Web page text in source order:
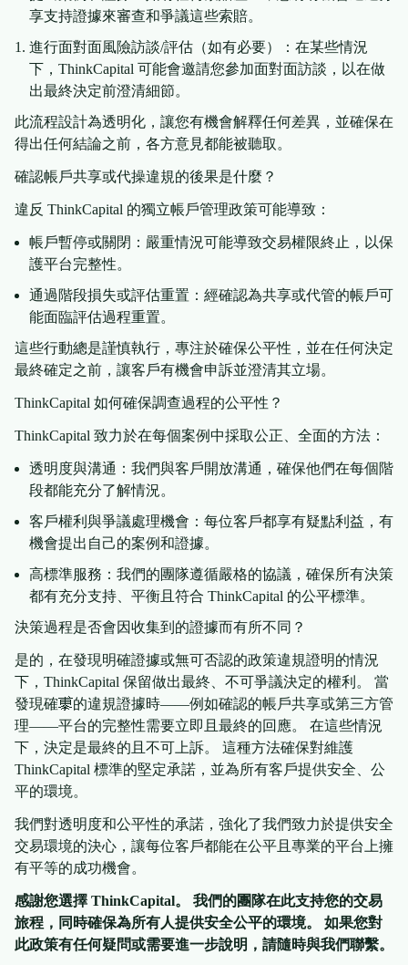
享支持證據來審查和爭議這些索賠。
進行面對面風險訪談/評估（如有必要）：在某些情況
下，ThinkCapital 可能會邀請您參加面對面訪談，以在做
出最終決定前澄清細節。
此流程設計為透明化，讓您有機會解釋任何差異，並確保在
得出任何結論之前，各方意見都能被聽取。
確認帳戶共享或代操違規的後果是什麼？
違反 ThinkCapital 的獨立帳戶管理政策可能導致：
帳戶暫停或關閉：嚴重情況可能導致交易權限終止，以保
護平台完整性。
通過階段損失或評估重置：經確認為共享或代管的帳戶可
能面臨評估過程重置。
這些行動總是謹慎執行，專注於確保公平性，並在任何決定
最終確定之前，讓客戶有機會申訴並澄清其立場。
ThinkCapital 如何確保調查過程的公平性？
ThinkCapital 致力於在每個案例中採取公正、全面的方法：
透明度與溝通：我們與客戶開放溝通，確保他們在每個階
段都能充分了解情況。
客戶權利與爭議處理機會：每位客戶都享有疑點利益，有
機會提出自己的案例和證據。
高標準服務：我們的團隊遵循嚴格的協議，確保所有決策
都有充分支持、平衡且符合 ThinkCapital 的公平標準。
決策過程是否會因收集到的證據而有所不同？
是的，在發現明確證據或無可否認的政策違規證明的情況
下，ThinkCapital 保留做出最終、不可爭議決定的權利。 當
發現確鿿的違規證據時——例如確認的帳戶共享或第三方管
理——平台的完整性需要立即且最終的回應。 在這些情況
下，決定是最終的且不可上訴。 這種方法確保對維護
ThinkCapital 標準的堅定承諾，並為所有客戶提供安全、公
平的環境。
我們對透明度和公平性的承諾，強化了我們致力於提供安全
交易環境的決心，讓每位客戶都能在公平且專業的平台上擁
有平等的成功機會。
感謝您選擇 ThinkCapital。 我們的團隊在此支持您的交易
旅程，同時確保為所有人提供安全公平的環境。 如果您對
此政策有任何疑問或需要進一步說明，請隨時與我們聯繫。